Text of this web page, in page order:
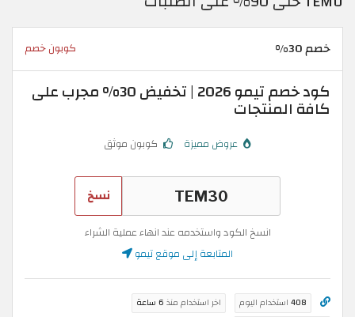
خصم 30% كوبون خصم
كود خصم تيمو 2026 | تخفيض 30% مجرب على
كافة المنتجات
عروض مميزة كوبون موثق
نسخ
انسخ الكود واستخدمه عند انهاء عملية الشراء
المتابعة إلى موقع تيمو
408 استخدام اليوم اخر استخدام منذ 6 ساعة